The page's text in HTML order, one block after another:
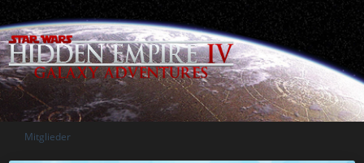
Mitglieder